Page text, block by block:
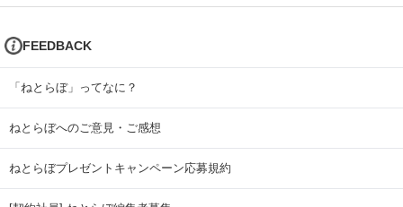
FEEDBACK
「ねとらぼ」ってなに？
ねとらぼへのご意見・ご感想
ねとらぼプレゼントキャンペーン応募規約